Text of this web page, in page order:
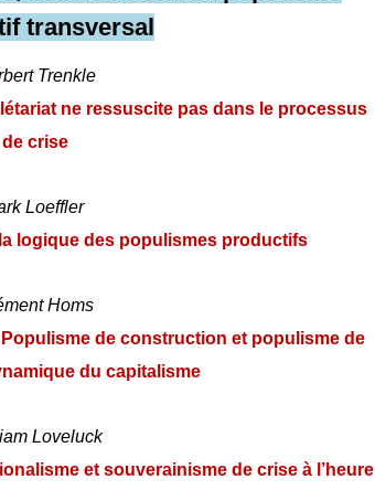
transversal
Trenkle
ne ressuscite pas dans le processus
de crise
Loeffler
logique des populismes productifs
Homs
de construction et populisme de
du capitalisme
Loveluck
et souverainisme de crise à l’heure